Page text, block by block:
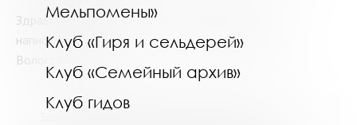
Мельпомены»
Клуб «Гиря и сельдерей»
Клуб «Семейный архив»
Клуб гидов
Здравствуйте,мне нужен список литературы,для
написания реферата по теме: Кружевоплетение в
Вологде.Спасибо